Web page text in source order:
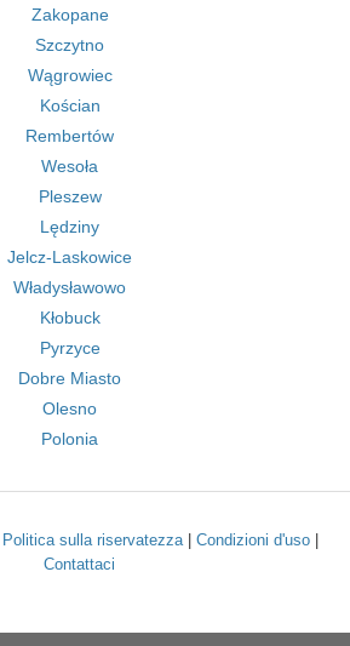
Zakopane
Szczytno
Wągrowiec
Kościan
Rembertów
Wesoła
Pleszew
Lędziny
Jelcz-Laskowice
Władysławowo
Kłobuck
Pyrzyce
Dobre Miasto
Olesno
Polonia
Politica sulla riservatezza| Condizioni d'uso|
Contattaci